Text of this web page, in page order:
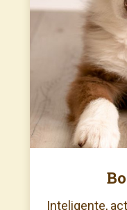
Inteligente,